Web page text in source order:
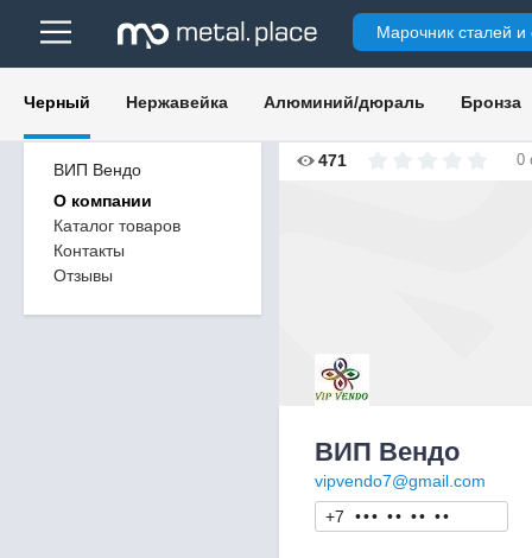
Марочник сталей и
Черный Нержавейка Алюминий/дюраль Бронза
ВИП Вендо
О компании
Каталог товаров
Контакты
Отзывы
471 0
ВИП Вендо
vipvendo7@gmail.com
+7
••• •• •• ••